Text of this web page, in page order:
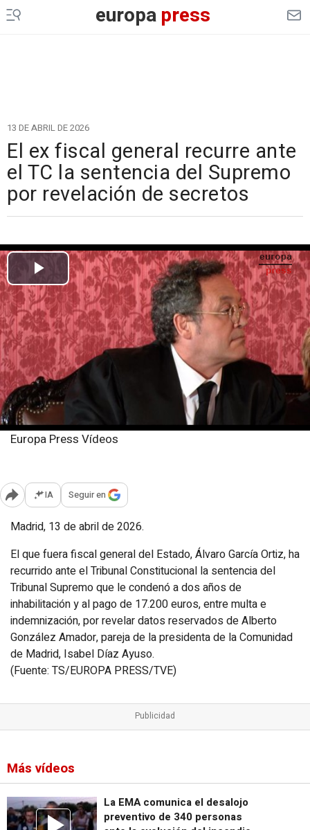
europapress
13 DE ABRIL DE 2026
El ex fiscal general recurre ante
el TC la sentencia del Supremo
por revelación de secretos
Europa Press Vídeos
Abrir opciones para compartir
IA Seguir en
Madrid, 13 de abril de 2026.
El que fuera fiscal general del Estado, Álvaro García Ortiz, ha
recurrido ante el Tribunal Constitucional la sentencia del
Tribunal Supremo que le condenó a dos años de
inhabilitación y al pago de 17.200 euros, entre multa e
indemnización, por revelar datos reservados de Alberto
González Amador, pareja de la presidenta de la Comunidad
de Madrid, Isabel Díaz Ayuso.
(Fuente: TS/EUROPA PRESS/TVE)
Más vídeos
La EMA comunica el desalojo
preventivo de 340 personas